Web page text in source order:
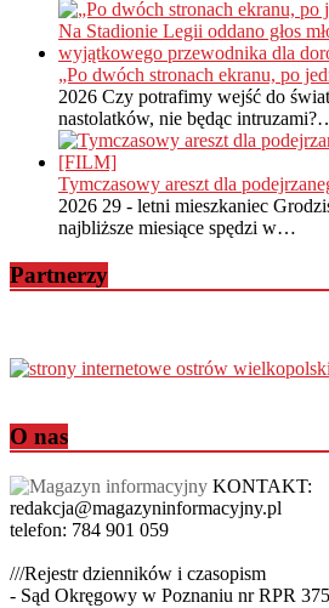
„Po dwóch stronach ekranu, po
2026 Czy potrafimy wejść do
nastolatków, nie będąc
Tymczasowy areszt dla
2026 29 - letni mieszkaniec
najbliższe miesiące spędzi w…
Partnerzy
O nas
KONTAKT:
redakcja@magazyninformacyjny.pl
telefon: 784 901 059
///Rejestr dzienników i czasopism
- Sąd Okręgowy w Poznaniu nr RPR